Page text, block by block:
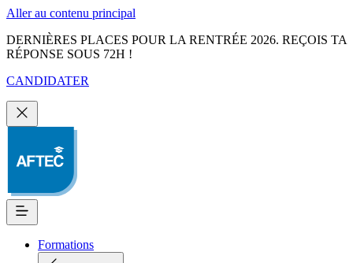
Aller au contenu principal
DERNIÈRES PLACES POUR LA RENTRÉE 2026. REÇOIS TA
RÉPONSE SOUS 72H !
CANDIDATER
Formations